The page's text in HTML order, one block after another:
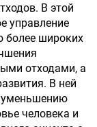
В этой
управление
более широких
отходами, а
В ней
уменьшению
человека и